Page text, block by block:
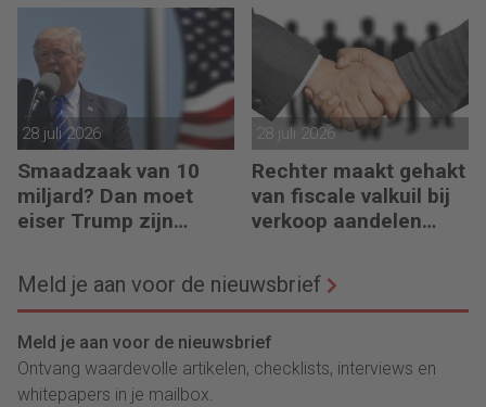
regelen?
28 juli 2026
Smaadzaak van 10
miljard? Dan moet
eiser Trump zijn
28 juli 2026
Rechter maakt gehakt
van fiscale valkuil bij
verkoop aandelen
Meld je aan voor de nieuwsbrief
Meld je aan voor de nieuwsbrief
Ontvang waardevolle artikelen, checklists, interviews en
whitepapers in je mailbox.